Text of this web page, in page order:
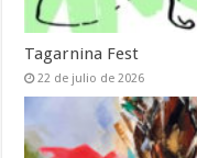
Tagarnina Fest
22 de julio de 2026